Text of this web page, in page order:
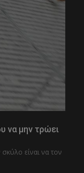
να μην τρώει
είναι να τον